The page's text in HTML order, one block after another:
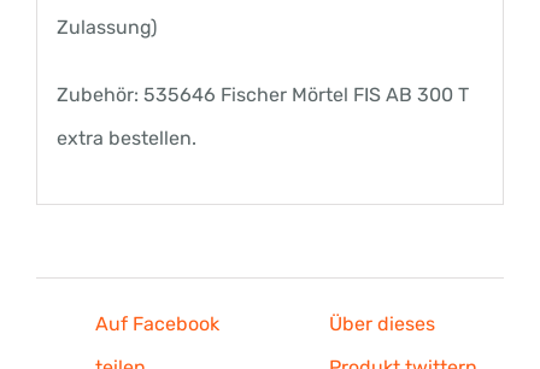
Zulassung)
Zubehör: 535646 Fischer Mörtel FIS AB 300 T
extra bestellen.
Auf Facebook
Über dieses